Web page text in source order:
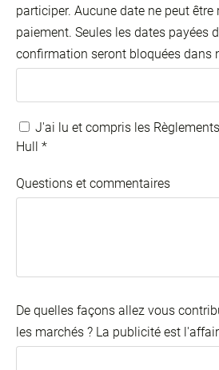
participer. Aucune date ne peut être
paiement. Seules les dates payées
confirmation seront bloquées dans
J'ai lu et compris les
Hull *
Questions et commentaires
De quelles façons allez vous
les marchés ? La publicité est